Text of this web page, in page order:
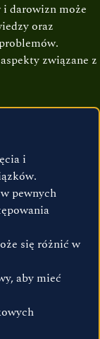
darowizn może
oraz
związane z
i
pewnych
się różnić w
aby mieć